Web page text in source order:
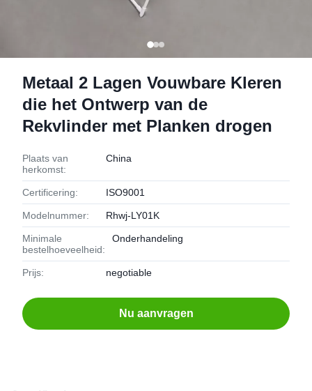
Metaal 2 Lagen Vouwbare Kleren
die het Ontwerp van de
Rekvlinder met Planken drogen
Plaats van
herkomst:
China
Certificering: ISO9001
Modelnummer: Rhwj-LY01K
Minimale
bestelhoeveelheid:
Onderhandeling
Prijs: negotiable
Nu aanvragen